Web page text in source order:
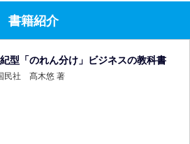
書籍紹介
型「のれん分け」ビジネスの教科書
民社 髙木悠 著